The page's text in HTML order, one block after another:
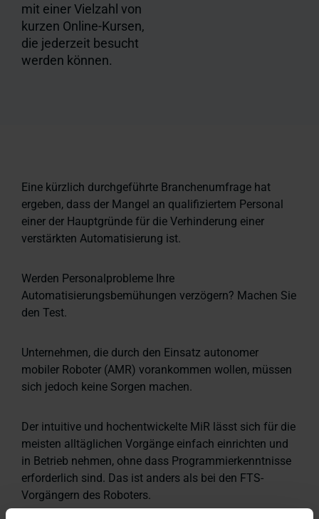
mit einer Vielzahl von
kurzen Online-Kursen,
die jederzeit besucht
werden können.
Eine kürzlich durchgeführte Branchenumfrage hat
ergeben, dass der Mangel an qualifiziertem Personal
einer der Hauptgründe für die Verhinderung einer
verstärkten Automatisierung ist.
Werden Personalprobleme Ihre
Automatisierungsbemühungen verzögern? Machen Sie
den Test.
Unternehmen, die durch den Einsatz autonomer
mobiler Roboter (AMR) vorankommen wollen, müssen
sich jedoch keine Sorgen machen.
Der intuitive und hochentwickelte MiR lässt sich für die
meisten alltäglichen Vorgänge einfach einrichten und
in Betrieb nehmen, ohne dass Programmierkenntnisse
erforderlich sind. Das ist anders als bei den FTS-
Vorgängern des Roboters.